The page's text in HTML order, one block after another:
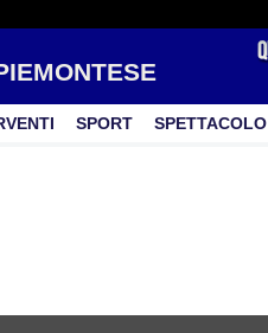
SPORT SPETTACOLO